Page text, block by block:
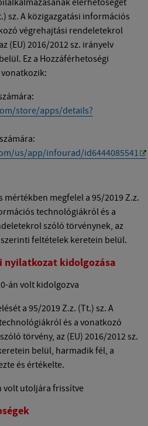
sz. A közigazgatási információs
végrehajtási rendeletekrol
(EU) 2016/2012 sz. irányelv
Ez a Hozzáférhetoségi
store/apps/details?
us/app/infourad/id6444085541
mértékben megfelel a 95/2019 Z.z.
technológiákról és a
szóló törvénynek, az
szerinti feltételek keretein belül.
nyilatkozat kidolgozása
án volt kidolgozva
a 95/2019 Z.z. (Tt.) sz. A
és a vonatkozó
törvény, az (EU) 2016/2012 sz.
belül, harmadik fél, a
és értékelte.
volt utoljára frissítve